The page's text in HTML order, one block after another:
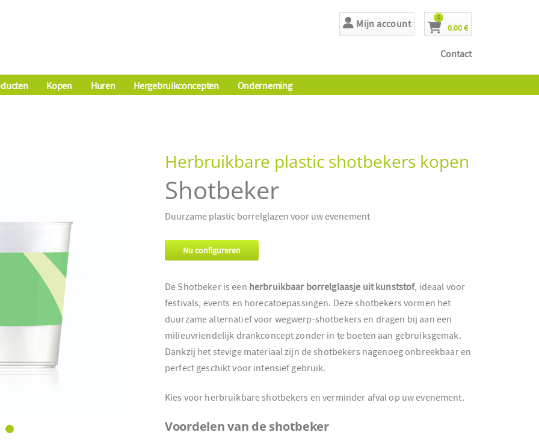
Mijn account
Cart
0.00 €
0producten
Contact
Kopen Huren Hergebruikconcepten Onderneming
Herbruikbare plastic shotbekers kopen
Shotbeker
Duurzame plastic borrelglazen voor uw evenement
Nu configureren
De Shotbeker is een herbruikbaar borrelglaasje uit kunststof, ideaal voor
festivals, events en horecatoepassingen. Deze shotbekers vormen het
duurzame alternatief voor wegwerp-shotbekers en dragen bij aan een
milieuvriendelijk drankconcept zonder in te boeten aan gebruiksgemak.
Dankzij het stevige materiaal zijn de shotbekers nagenoeg onbreekbaar en
perfect geschikt voor intensief gebruik.
Kies voor herbruikbare shotbekers en verminder afval op uw evenement.
Voordelen van de shotbeker